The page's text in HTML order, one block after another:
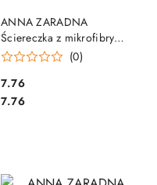
ANNA ZARADNA
Ściereczka z mikrofibry
uniwersalna PS-2626
(0)
Cena:
7.76
Cena:
7.76
DO KOSZYKA